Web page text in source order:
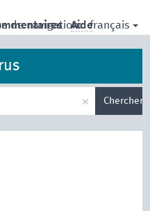
de navigation: français
Aide
× Chercher